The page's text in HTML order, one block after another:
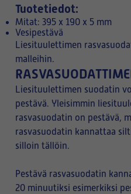
Tuotetiedot:
Mitat: 395 x 190 x 5 mm
Vesipestävä
Liesituulettimen
malleihin.
Liesituulettimen suodatin
pestävä. Yleisimmin
rasvasuodatin on pestävä,
rasvasuodatin kannattaa
silloin tällöin.
Pestävä rasvasuodatin
20 minuutiksi esimerkiksi